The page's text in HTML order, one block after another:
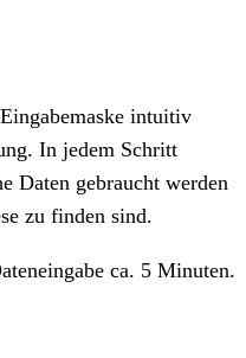
intuitiv
In jedem Schritt
Daten gebraucht werden
zu finden sind.
ca. 5 Minuten.